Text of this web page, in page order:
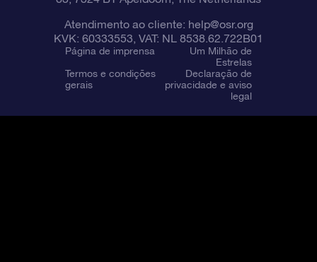
Atendimento ao cliente: help@osr.org
KVK: 60333553, VAT: NL 8538.62.722B01
Página de imprensa
Um Milhão de
Estrelas
Termos e condições
gerais
Declaração de
privacidade e aviso
legal